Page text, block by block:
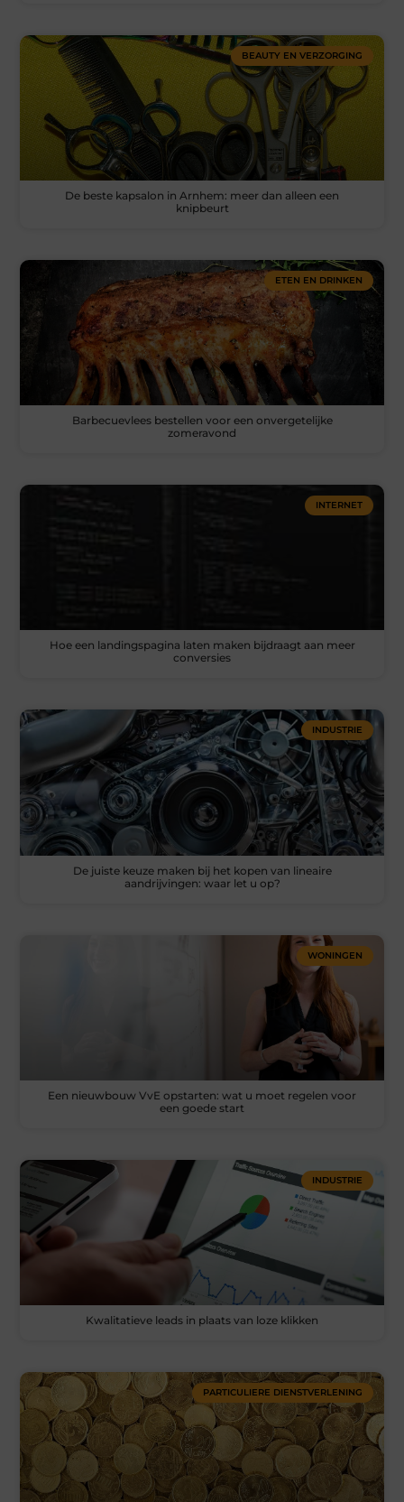
BEAUTY EN VERZORGING
De beste kapsalon in Arnhem: meer dan alleen een
knipbeurt
ETEN EN DRINKEN
Barbecuevlees bestellen voor een onvergetelijke
zomeravond
INTERNET
Hoe een landingspagina laten maken bijdraagt aan meer
conversies
INDUSTRIE
De juiste keuze maken bij het kopen van lineaire
aandrijvingen: waar let u op?
WONINGEN
Een nieuwbouw VvE opstarten: wat u moet regelen voor
een goede start
INDUSTRIE
Kwalitatieve leads in plaats van loze klikken
PARTICULIERE DIENSTVERLENING